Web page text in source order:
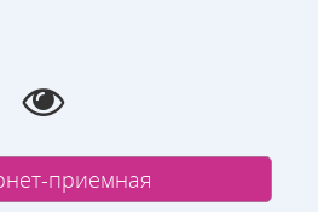
приемная